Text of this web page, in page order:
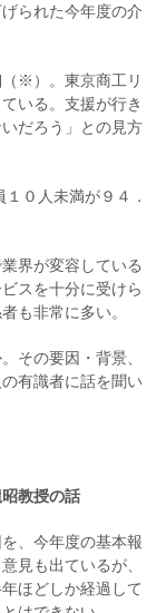
られた今年度の介
※）。東京商工リ
いる。支援が行き
だろう」との見方
０人未満が９４．
界が変容している
スを十分に受けら
も非常に多い。
その要因・背景、
有識者に話を聞い
教授の話
、今年度の基本報
見も出ているが、
ほどしか経過して